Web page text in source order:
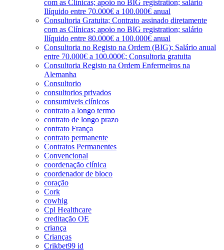
com as Clínicas; apoio no BIG registration; salário
Ilíquido entre 70.000€ a 100.000€ anual
Consultoria Gratuita; Contrato assinado diretamente
com as Clínicas; apoio no BIG registration; salário
Ilíquido entre 80.000€ a 100.000€ anual
Consultoria no Registo na Ordem (BIG); Salário anual
entre 70.000€ a 100.000€; Consultoria gratuita
Consultoria Registo na Ordem Enfermeiros na
Alemanha
Consultorio
consultorios privados
consumiveis clínicos
contrato a longo termo
contrato de longo prazo
contrato França
contrato permanente
Contratos Permanentes
Convencional
coordenação clínica
coordenador de bloco
coração
Cork
cowhig
Cpl Healthcare
creditação OE
criança
Crianças
Crikbet99 id